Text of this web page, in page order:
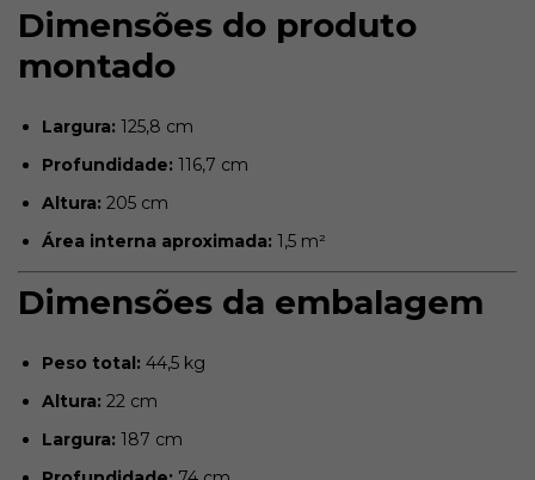
Dimensões do produto
montado
Largura: 125,8 cm
Profundidade: 116,7 cm
Altura: 205 cm
Área interna aproximada: 1,5 m²
Dimensões da embalagem
Peso total: 44,5 kg
Altura: 22 cm
Largura: 187 cm